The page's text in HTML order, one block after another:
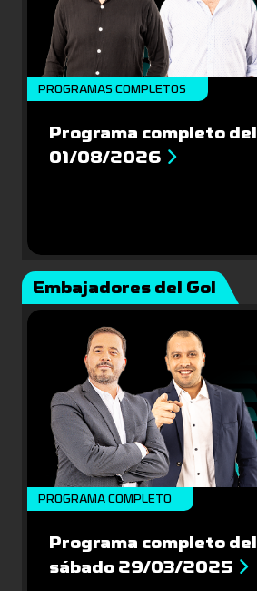
PROGRAMAS COMPLETOS
Programa completo del
01/08/2026
Embajadores del Gol
PROGRAMA COMPLETO
Programa completo del
sábado 29/03/2025